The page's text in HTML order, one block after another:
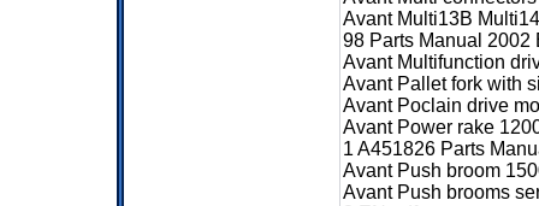
Avant Multi13B
98 Parts Manual 2002
Avant Multifunction
Avant Pallet fork with
Avant Poclain drive
Avant Power rake
1 A451826 Parts
Avant Push broom
Avant Push brooms